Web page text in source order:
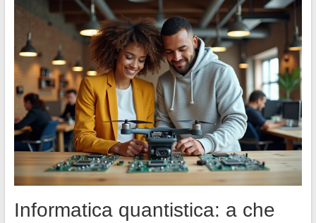
Informatica quantistica: a che